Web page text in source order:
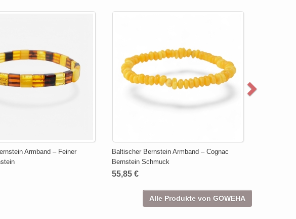
Armband – Feiner
Baltischer Bernstein Armband – Cognac
Bernstein Schmuck
55,85 €
Alle Produkte von GOWEHA